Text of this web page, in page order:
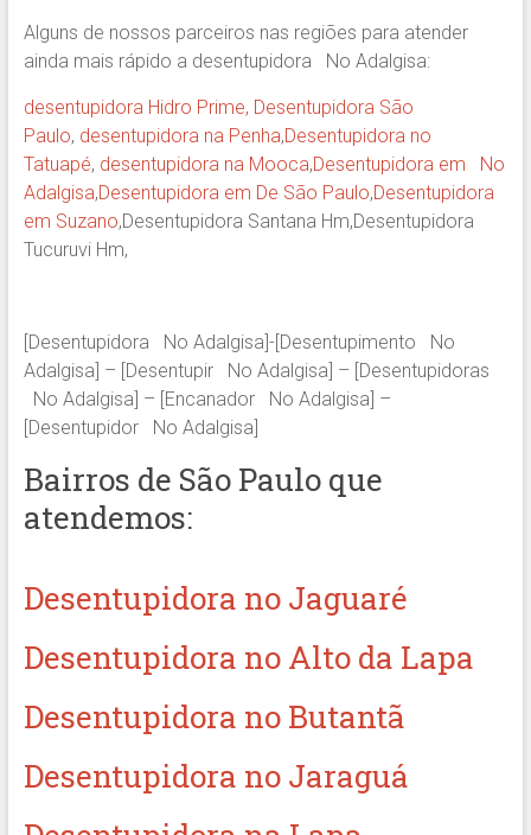
Alguns de nossos parceiros nas regiões para atender
ainda mais rápido a desentupidora No Adalgisa:
desentupidora Hidro Prime, Desentupidora São
Paulo, desentupidora na Penha,Desentupidora no
Tatuapé, desentupidora na Mooca,Desentupidora em No
Adalgisa,Desentupidora em De São Paulo,Desentupidora
em Suzano,Desentupidora Santana Hm,Desentupidora
Tucuruvi Hm,
[Desentupidora No Adalgisa]-[Desentupimento No
Adalgisa] – [Desentupir No Adalgisa] – [Desentupidoras
No Adalgisa] – [Encanador No Adalgisa] –
[Desentupidor No Adalgisa]
Bairros de São Paulo que
atendemos:
Desentupidora no Jaguaré
Desentupidora no Alto da Lapa
Desentupidora no Butantã
Desentupidora no Jaraguá